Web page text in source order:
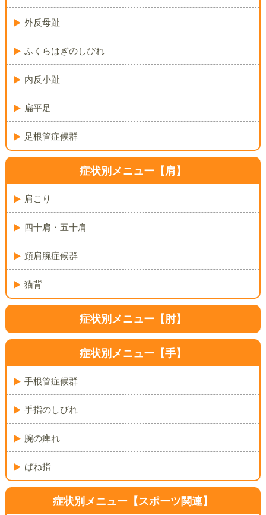
外反母趾
ふくらはぎのしびれ
内反小趾
扁平足
足根管症候群
症状別メニュー【肩】
肩こり
四十肩・五十肩
頚肩腕症候群
猫背
症状別メニュー【肘】
症状別メニュー【手】
手根管症候群
手指のしびれ
腕の痺れ
ばね指
症状別メニュー 【スポーツ関連】